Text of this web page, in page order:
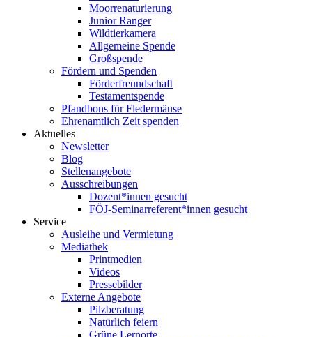
Moorrenaturierung
Junior Ranger
Wildtierkamera
Allgemeine Spende
Großspende
Fördern und Spenden
Förderfreundschaft
Testamentspende
Pfandbons für Fledermäuse
Ehrenamtlich Zeit spenden
Aktuelles
Newsletter
Blog
Stellenangebote
Ausschreibungen
Dozent*innen gesucht
FÖJ-Seminarreferent*innen gesucht
Service
Ausleihe und Vermietung
Mediathek
Printmedien
Videos
Pressebilder
Externe Angebote
Pilzberatung
Natürlich feiern
Grüne Lernorte